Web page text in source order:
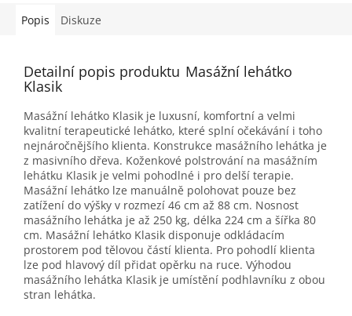
Popis Diskuze
Detailní popis produktu Masážní lehátko
Klasik
Masážní lehátko Klasik je luxusní, komfortní a velmi
kvalitní terapeutické lehátko, které splní očekávání i toho
nejnáročnějšího klienta. Konstrukce masážního lehátka je
z masivního dřeva. Koženkové polstrování na masážním
lehátku Klasik je velmi pohodlné i pro delší terapie.
Masážní lehátko lze manuálně polohovat pouze bez
zatížení do výšky v rozmezí 46 cm až 88 cm. Nosnost
masážního lehátka je až 250 kg, délka 224 cm a šířka 80
cm. Masážní lehátko Klasik disponuje odkládacím
prostorem pod tělovou částí klienta. Pro pohodlí klienta
lze pod hlavový díl přidat opěrku na ruce. Výhodou
masážního lehátka Klasik je umístění podhlavníku z obou
stran lehátka.